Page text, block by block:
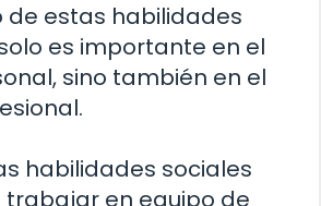
de estas habilidades
es importante en el
sino también en el
habilidades sociales
trabajar en equipo de